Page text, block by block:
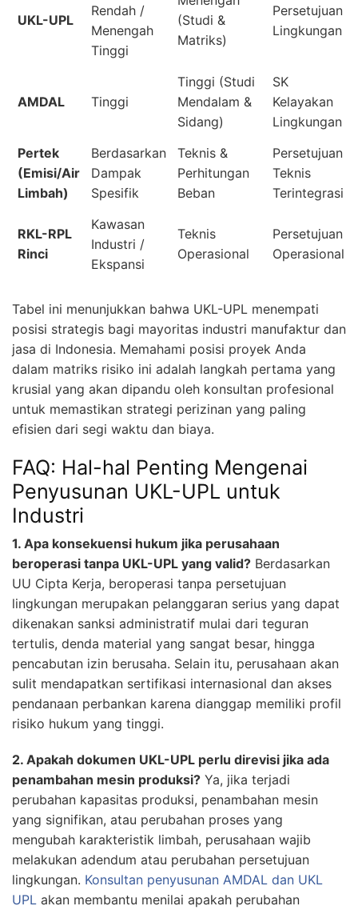
UKL-UPL
Rendah /
Menengah
Tinggi
(Studi &
Matriks)
Persetujuan
Lingkungan
AMDAL Tinggi
Tinggi (Studi
Mendalam &
Sidang)
SK
Kelayakan
Lingkungan
Pertek
(Emisi/Air
Limbah)
Berdasarkan
Dampak
Spesifik
Teknis &
Perhitungan
Beban
Persetujuan
Teknis
Terintegrasi
RKL-RPL
Rinci
Kawasan
Industri /
Ekspansi
Teknis
Operasional
Persetujuan
Operasional
Tabel ini menunjukkan bahwa UKL-UPL menempati
posisi strategis bagi mayoritas industri manufaktur dan
jasa di Indonesia. Memahami posisi proyek Anda
dalam matriks risiko ini adalah langkah pertama yang
krusial yang akan dipandu oleh konsultan profesional
untuk memastikan strategi perizinan yang paling
efisien dari segi waktu dan biaya.
FAQ: Hal-hal Penting Mengenai
Penyusunan UKL-UPL untuk
Industri
1. Apa konsekuensi hukum jika perusahaan
beroperasi tanpa UKL-UPL yang valid? Berdasarkan
UU Cipta Kerja, beroperasi tanpa persetujuan
lingkungan merupakan pelanggaran serius yang dapat
dikenakan sanksi administratif mulai dari teguran
tertulis, denda material yang sangat besar, hingga
pencabutan izin berusaha. Selain itu, perusahaan akan
sulit mendapatkan sertifikasi internasional dan akses
pendanaan perbankan karena dianggap memiliki profil
risiko hukum yang tinggi.
2. Apakah dokumen UKL-UPL perlu direvisi jika ada
penambahan mesin produksi? Ya, jika terjadi
perubahan kapasitas produksi, penambahan mesin
yang signifikan, atau perubahan proses yang
mengubah karakteristik limbah, perusahaan wajib
melakukan adendum atau perubahan persetujuan
lingkungan. Konsultan penyusunan AMDAL dan UKL
UPL akan membantu menilai apakah perubahan